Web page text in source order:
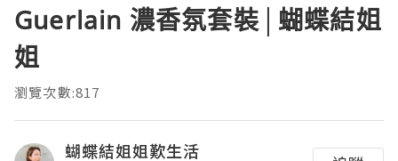
Guerlain 濃香氛套裝│蝴蝶結姐
姐
瀏覽次數:817
蝴蝶結姐姐歎生活